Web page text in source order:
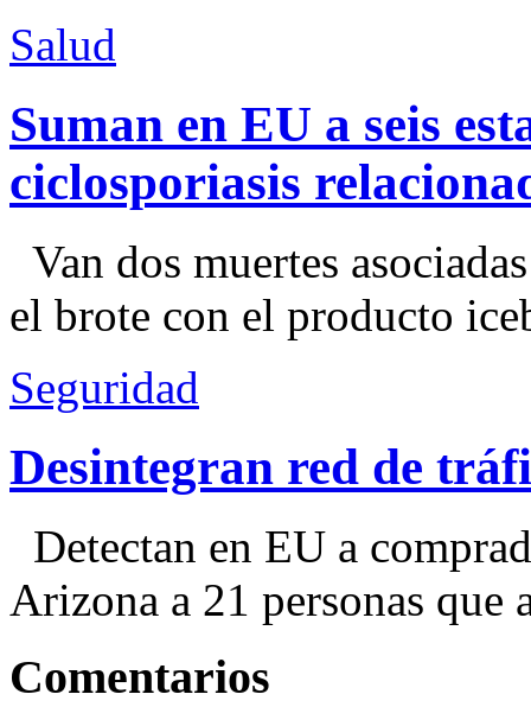
Salud
Suman en EU a seis
ciclosporiasis
Van dos muertes
el brote con el producto
Seguridad
Desintegran red de
Detectan en EU a
Arizona a 21 personas que
Comentarios